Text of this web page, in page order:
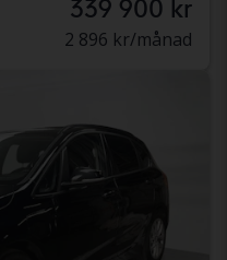
339 900 kr
2 896 kr/månad